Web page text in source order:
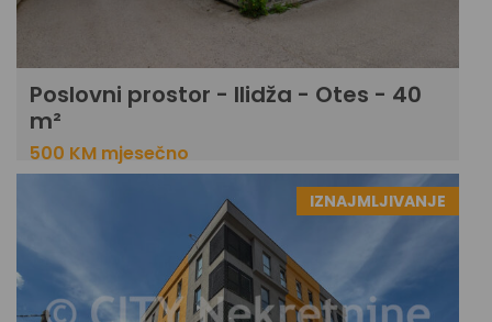
Poslovni prostor - Ilidža - Otes - 40
m²
500 KM mjesečno
IZNAJMLJIVANJE